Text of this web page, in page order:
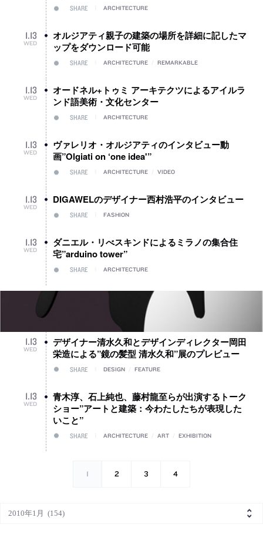
SHARE ARCHITECTURE
1.13
WED
オルジアティ親子の建築の場所を詳細に記したマ
ップをダウンロード可能
SHARE ARCHITECTURE REMARKABLE
1.13
WED
オードネル+トゥミ アーキテクツによるアイルラ
ンド語美術・文化センター
SHARE ARCHITECTURE
1.13
WED
ヴァレリオ・オルジアティのインタビュー動
画”Olgiati on ‘one idea'”
SHARE ARCHITECTURE VIDEO
1.13
WED
DIGAWELのデザイナー西村浩平のインタビュー
SHARE FASHION
1.13
WED
ダニエル・リべスキンドによるミラノの集合住
宅”arduino tower”
SHARE ARCHITECTURE
1.13
WED
デザイナー清水久和とデザインディレクター岡田
栄造による”鏡の髪型 清水久和”展のプレビュー
SHARE DESIGN FEATURE
1.13
WED
青木淳、石上純也、藤村龍至らが出演するトーク
ショー”アートと建築：今わたしたちが表現した
いこと”
SHARE ARCHITECTURE ART EXHIBITION
1 2 3 4